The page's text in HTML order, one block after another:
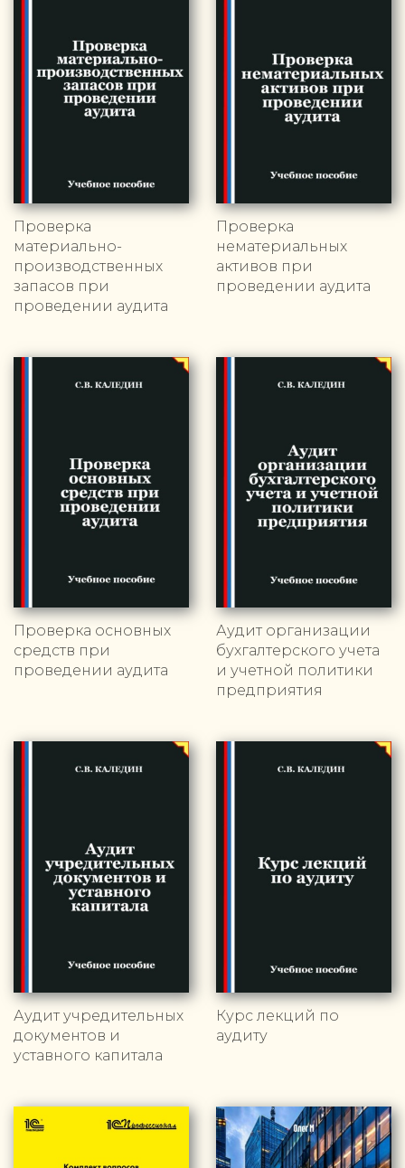
Проверка
материально-
производственных
запасов при
проведении аудита
Проверка
нематериальных
активов при
проведении аудита
Проверка основных
средств при
проведении аудита
Аудит организации
бухгалтерского учета
и учетной политики
предприятия
Аудит учредительных
документов и
уставного капитала
Курс лекций по
аудиту